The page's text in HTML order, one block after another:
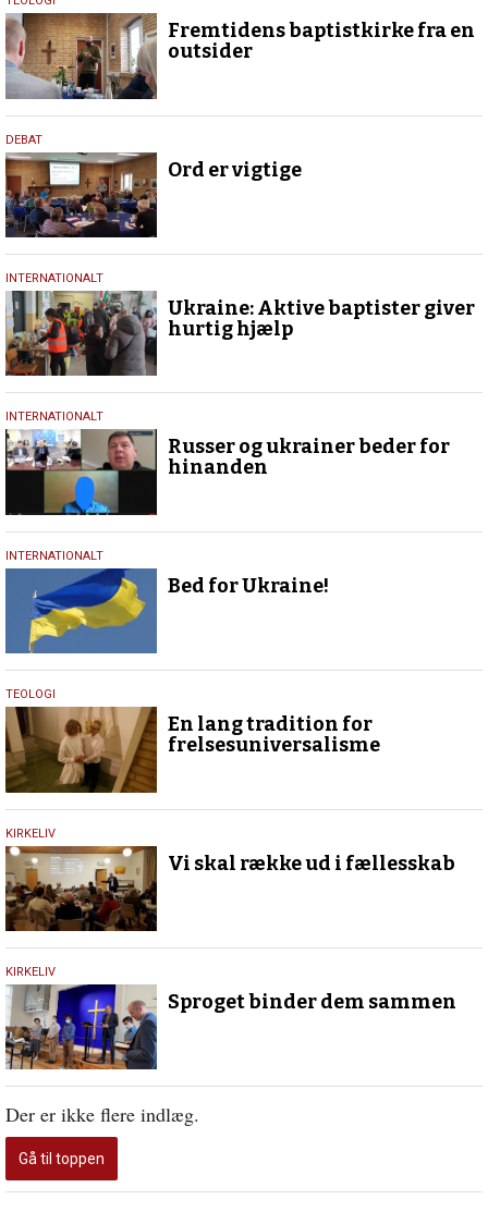
marts
2022
Fremtidens baptistkirke fra en
outsider
30.
marts
2022
DEBAT
Ord er vigtige
23.
marts
2022
INTERNATIONALT
Ukraine: Aktive baptister giver
hurtig hjælp
9.
marts
2022
INTERNATIONALT
Russer og ukrainer beder for
hinanden
24.
2022
INTERNATIONALT
Bed for Ukraine!
28.
januar
2022
TEOLOGI
En lang tradition for
frelsesuniversalisme
17.
november
2021
KIRKELIV
Vi skal række ud i fællesskab
25.
august
2021
KIRKELIV
Sproget binder dem sammen
Der er ikke flere indlæg.
Gå til toppen